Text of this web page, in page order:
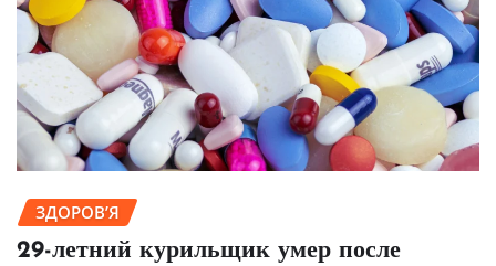
ЗДОРОВ’Я
29-летний курильщик умер после